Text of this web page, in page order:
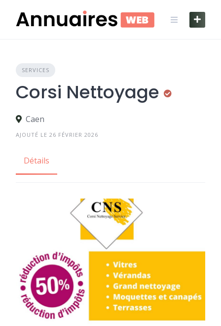
content
SERVICES
Corsi Nettoyage
Caen
AJOUTÉ LE 26 FÉVRIER 2026
Détails